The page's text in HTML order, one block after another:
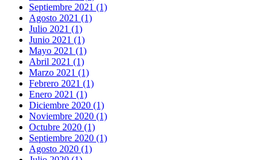
Septiembre 2021 (1)
Agosto 2021 (1)
Julio 2021 (1)
Junio 2021 (1)
Mayo 2021 (1)
Abril 2021 (1)
Marzo 2021 (1)
Febrero 2021 (1)
Enero 2021 (1)
Diciembre 2020 (1)
Noviembre 2020 (1)
Octubre 2020 (1)
Septiembre 2020 (1)
Agosto 2020 (1)